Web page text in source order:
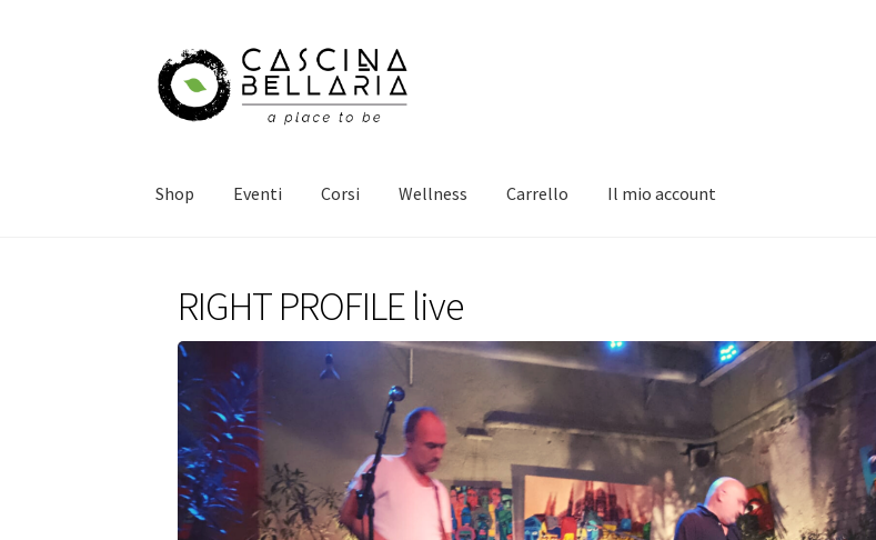
Vai
alla
navigazione
Vai
al
contenuto
Shop Eventi Corsi Wellness Carrello Il mio account
RIGHT PROFILE live